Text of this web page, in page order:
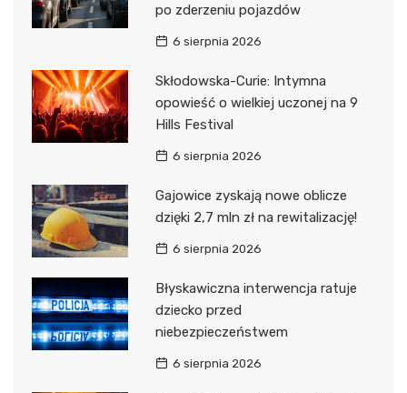
po zderzeniu pojazdów
6 sierpnia 2026
Skłodowska-Curie: Intymna
opowieść o wielkiej uczonej na 9
Hills Festival
6 sierpnia 2026
Gajowice zyskają nowe oblicze
dzięki 2,7 mln zł na rewitalizację!
6 sierpnia 2026
Błyskawiczna interwencja ratuje
dziecko przed
niebezpieczeństwem
6 sierpnia 2026